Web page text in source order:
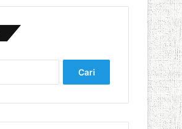
untuk: